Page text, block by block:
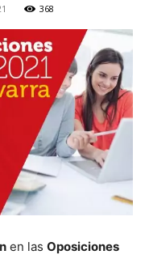
368
en las Oposiciones